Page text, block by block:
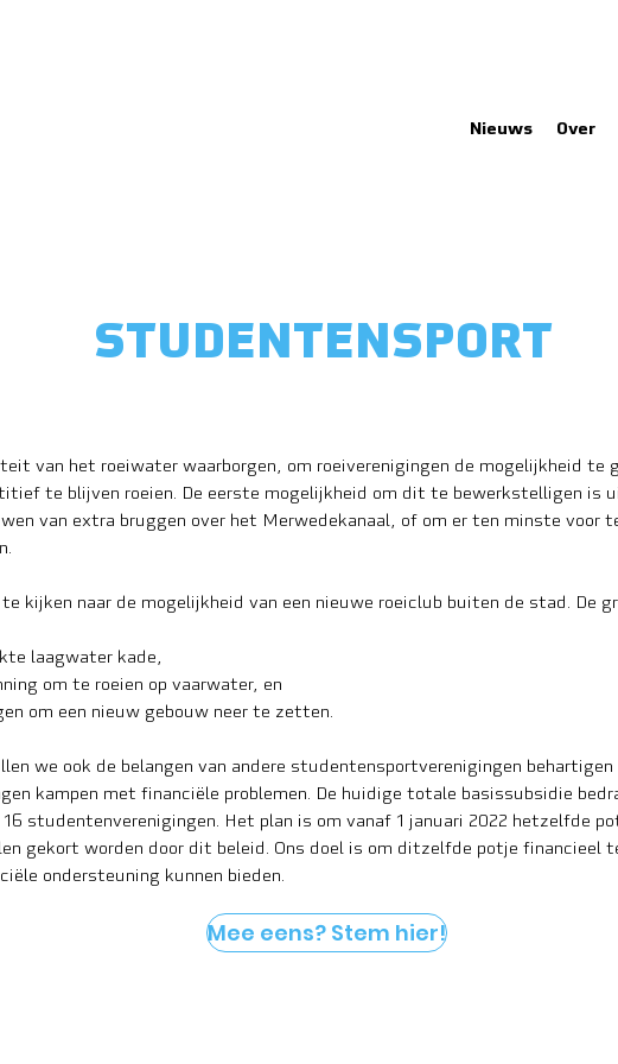
Nieuws Over
STUDENTENSPORT
van het roeiwater waarborgen, om roeiverenigingen de mogelijkheid te
te blijven roeien. De eerste mogelijkheid om dit te bewerkstelligen is
van extra bruggen over het Merwedekanaal, of om er ten minste voor
kijken naar de mogelijkheid van een nieuwe roeiclub buiten de stad. De
laagwater kade,
om te roeien op vaarwater, en
om een nieuw gebouw neer te zetten.
we ook de belangen van andere studentensportverenigingen behartigen
kampen met financiële problemen. De huidige totale basissubsidie
studentenverenigingen. Het plan is om vanaf 1 januari 2022 hetzelfde
gekort worden door dit beleid. Ons doel is om ditzelfde potje financieel
ondersteuning kunnen bieden.
Mee eens? Stem hier!